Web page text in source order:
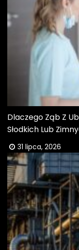
Dlaczego Ząb Z
Słodkich Lub
31 lipca, 2026